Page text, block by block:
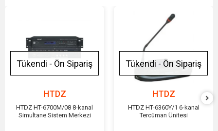
Tükendi - Ön Sipariş
HTDZ
HTDZ HT-6700M/08 8-kanal
Simultane Sistem Merkezi
Tükendi - Ön Sipariş
HTDZ
HTDZ HT-6360Y/1 6-kanal
Tercüman Ünitesi